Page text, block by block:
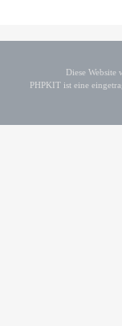
Diese
PHPKIT ist eine